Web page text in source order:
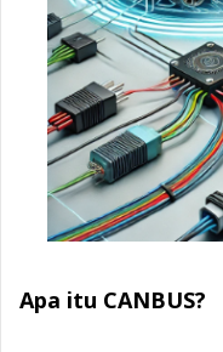
Apa itu CANBUS?